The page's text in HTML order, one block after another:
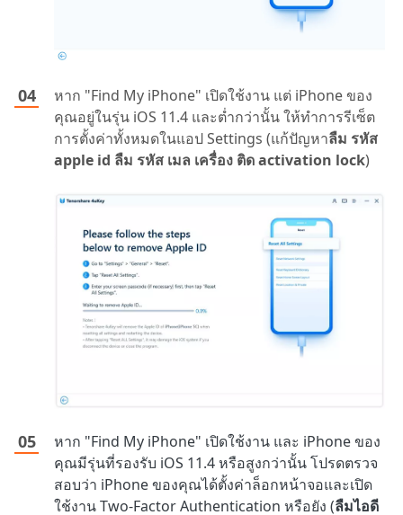
หาก "Find My iPhone" เปิดใช้งาน แต่ iPhone ของ
คุณอยู่ในรุ่น iOS 11.4 และต่ำกว่านั้น ให้ทำการรีเซ็ต
การตั้งค่าทั้งหมดในแอป Settings (แก้ปัญหาลืม รหัส
apple id ลืม รหัส เมล เครื่อง ติด activation lock)
หาก "Find My iPhone" เปิดใช้งาน และ iPhone ของ
คุณมีรุ่นที่รองรับ iOS 11.4 หรือสูงกว่านั้น โปรดตรวจ
สอบว่า iPhone ของคุณได้ตั้งค่าล็อกหน้าจอและเปิด
ใช้งาน Two-Factor Authentication หรือยัง (ลืมไอดี